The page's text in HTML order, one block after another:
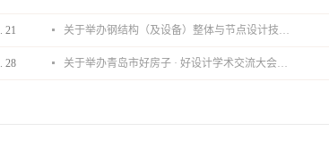
. 21 关于举办钢结构（及设备）整体与节点设计技术分享会的通知
. 28 关于举办青岛市好房子 · 好设计学术交流大会的通知